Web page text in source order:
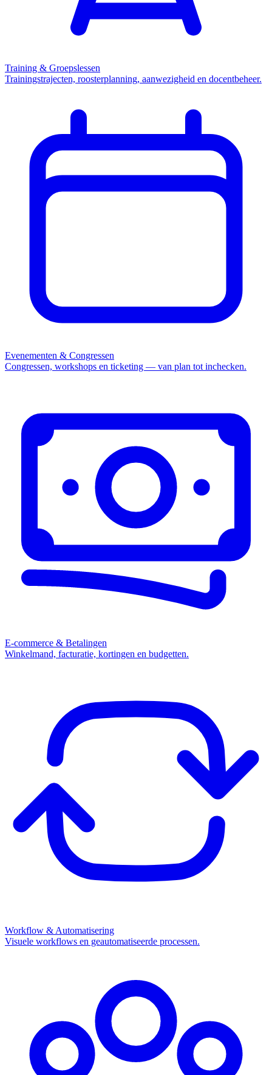
Training & Groepslessen
Trainingstrajecten, roosterplanning, aanwezigheid en docentbeheer.
Evenementen & Congressen
Congressen, workshops en ticketing — van plan tot inchecken.
E-commerce & Betalingen
Winkelmand, facturatie, kortingen en budgetten.
Workflow & Automatisering
Visuele workflows en geautomatiseerde processen.